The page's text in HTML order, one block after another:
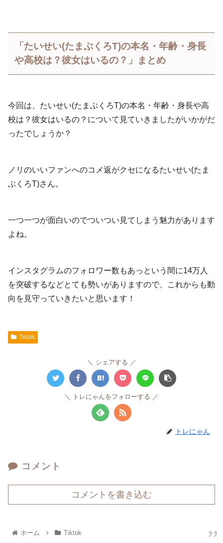
「たいせい(たまぶくろT)の本名・年齢・身長
や高校は？彼女はいるの？」まとめ
今回は、たいせい(たまぶくろT)の本名・年齢・身長や高
校は？彼女はいるの？について見ていきましたがいかがだ
ったでしょうか？
ノリのいいファンへのコメ返がクセになるたいせい(たま
ぶくろT)さん。
一つ一つが面白いのでついつい見てしまう魅力があります
よね。
インスタグラムのフォロワー数もあっという間に14万人
を突破するなどとても勢いがありますので、これからも動
向を見守っていきたいと思います！
Tiktok
シェアする
トレにゃんをフォローする
トレにゃん
コメント
コメントを書き込む
ホーム Tiktok